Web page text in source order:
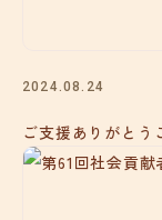
2024.08.24
ご支援ありがとう